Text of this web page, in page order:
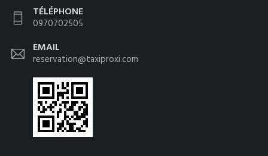
TÉLÉPHONE
0970702505
EMAIL
reservation@taxiproxi.com